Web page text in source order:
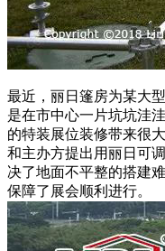
最近，丽日篷房为某大
是在市中心一片坑坑洼
的特装展位装修带来很
和主办方提出用丽日可
决了地面不平整的搭建
保障了展会顺利进行。